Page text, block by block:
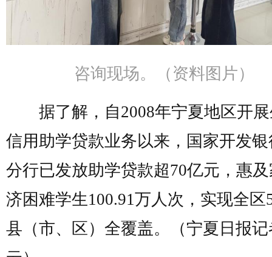
咨询现场。（资料图片）
据了解，自2008年宁夏地区开展
信用助学贷款业务以来，国家开发
分行已发放助学贷款超70亿元，惠
济困难学生100.91万人次，实现全区
县（市、区）全覆盖。（宁夏日报